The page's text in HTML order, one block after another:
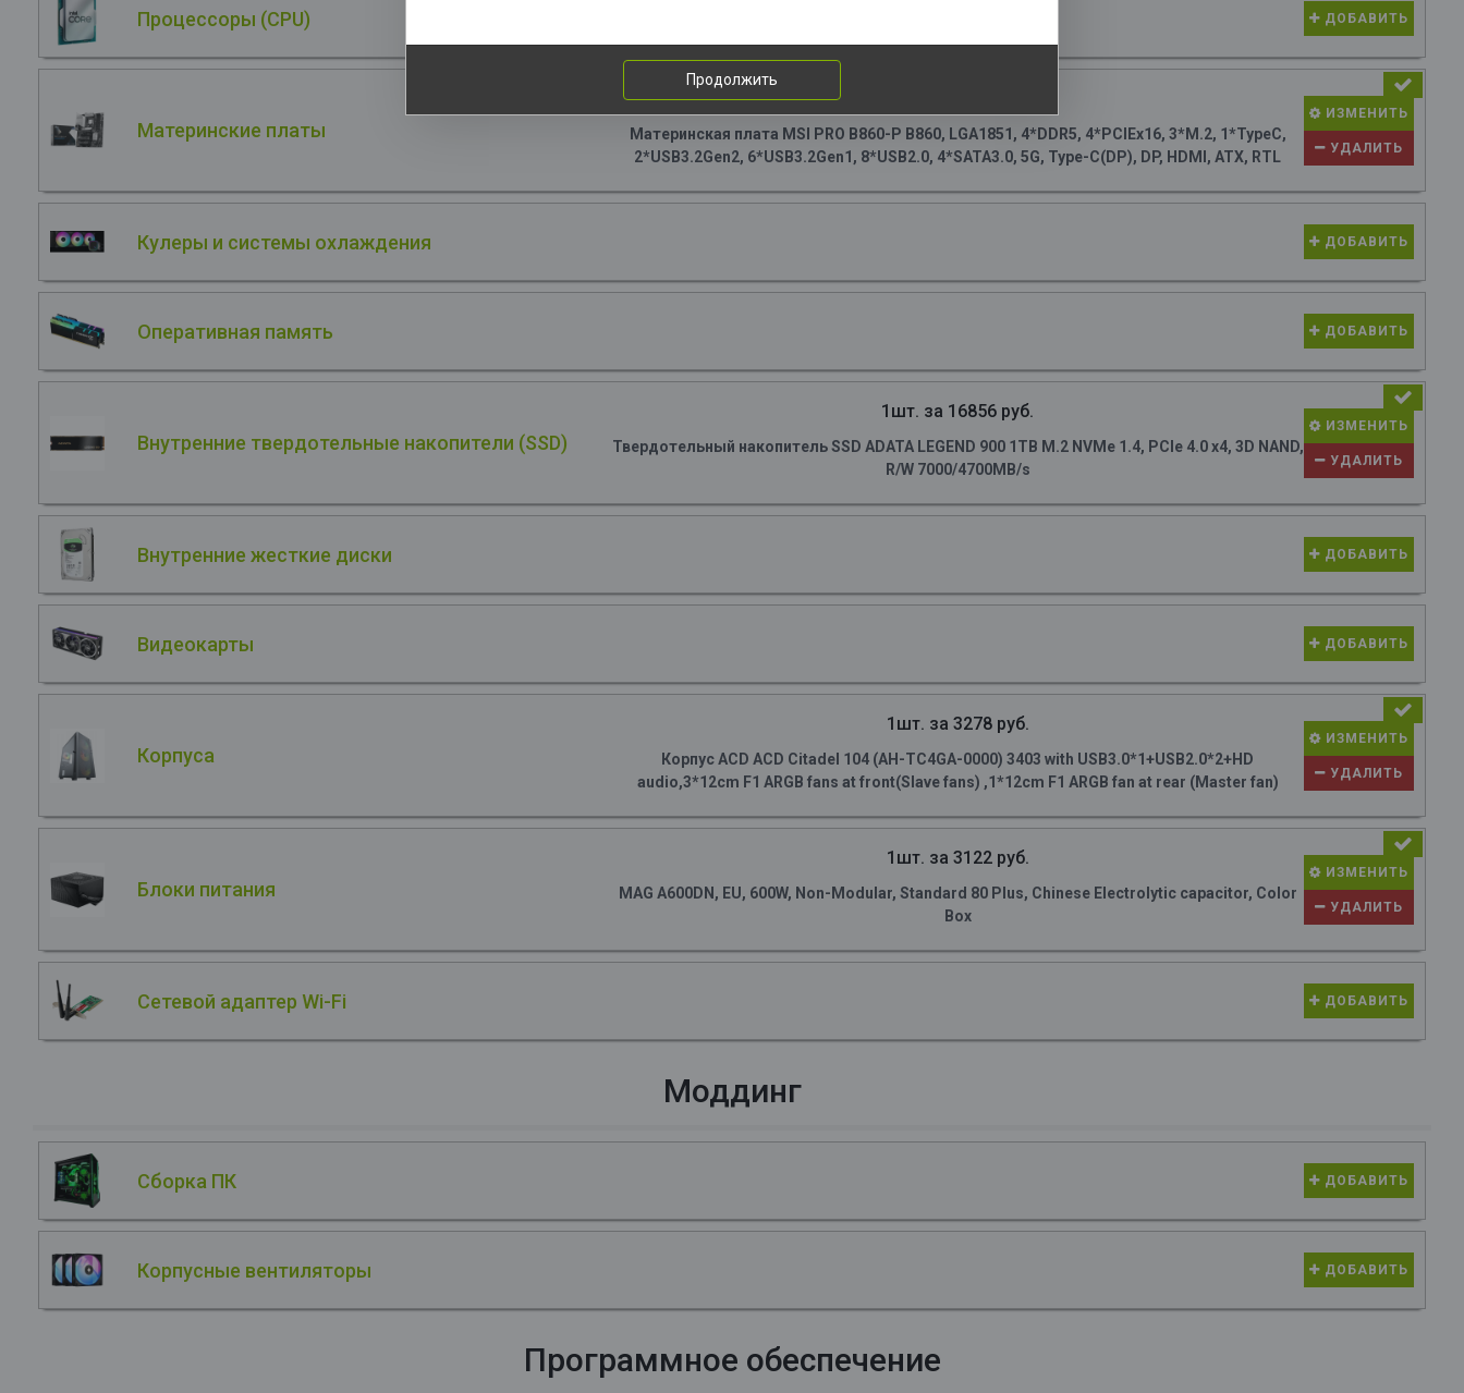
Процессоры (CPU) ДОБАВИТЬ
Материнские платы
Материнская плата MSI PRO B860-P B860, LGA1851, 4*DDR5, 4*PCIEx16, 3*M.2, 1*TypeC,
2*USB3.2Gen2, 6*USB3.2Gen1, 8*USB2.0, 4*SATA3.0, 5G, Type-C(DP), DP, HDMI, ATX, RTL
ИЗМЕНИТЬ
УДАЛИТЬ
Кулеры и системы охлаждения ДОБАВИТЬ
Оперативная память ДОБАВИТЬ
Внутренние твердотельные накопители (SSD)
1шт. за 16856 руб.
Твердотельный накопитель SSD ADATA LEGEND 900 1TB M.2 NVMe 1.4, PCIe 4.0 x4, 3D NAND,
R/W 7000/4700MB/s
ИЗМЕНИТЬ
УДАЛИТЬ
Внутренние жесткие диски ДОБАВИТЬ
Видеокарты ДОБАВИТЬ
Корпуса
1шт. за 3278 руб.
Корпус ACD ACD Citadel 104 (AH-TC4GA-0000) 3403 with USB3.0*1+USB2.0*2+HD
audio,3*12cm F1 ARGB fans at front(Slave fans) ,1*12cm F1 ARGB fan at rear (Master fan)
ИЗМЕНИТЬ
УДАЛИТЬ
Блоки питания
1шт. за 3122 руб.
MAG A600DN, EU, 600W, Non-Modular, Standard 80 Plus, Chinese Electrolytic capacitor, Color
Box
ИЗМЕНИТЬ
УДАЛИТЬ
Сетевой адаптер Wi-Fi ДОБАВИТЬ
Моддинг
Сборка ПК ДОБАВИТЬ
Корпусные вентиляторы ДОБАВИТЬ
Программное обеспечение
Продолжить